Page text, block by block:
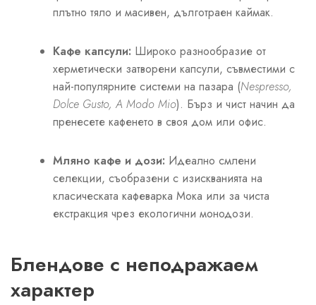
плътно тяло и масивен, дълготраен каймак.
Кафе капсули: Широко разнообразие от
херметически затворени капсули, съвместими с
най-популярните системи на пазара (Nespresso,
Dolce Gusto, A Modo Mio). Бърз и чист начин да
пренесете кафенето в своя дом или офис.
Мляно кафе и дози: Идеално смлени
селекции, съобразени с изискванията на
класическата кафеварка Мока или за чиста
екстракция чрез екологични монодози.
Блендове с неподражаем
характер